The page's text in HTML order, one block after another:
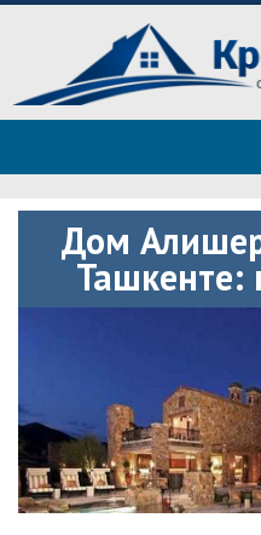
Roof tops —
советы
Полезные советы при
Дом
Ташкенте: